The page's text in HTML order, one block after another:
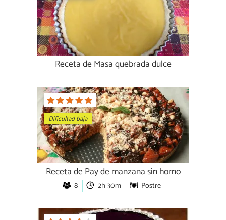
Receta de Masa quebrada dulce
Dificultad baja
Receta de Pay de manzana sin horno
8 2h 30m Postre